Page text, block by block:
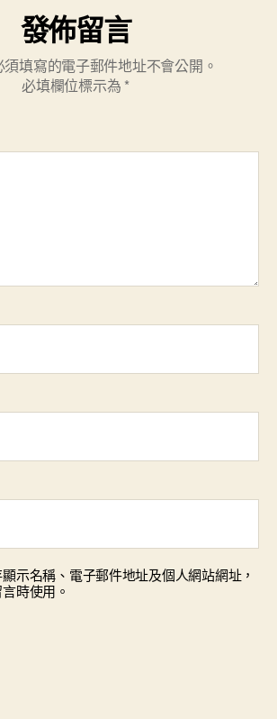
發佈留言
填寫的電子郵件地址不會公開。
必填欄位標示為 *
示名稱、電子郵件地址及個人網站網址，
時使用。